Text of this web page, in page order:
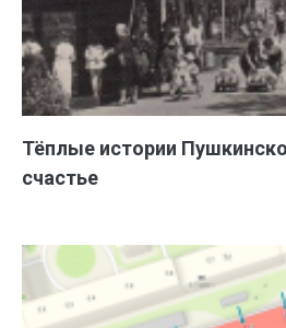
Тёплые истории
счастье